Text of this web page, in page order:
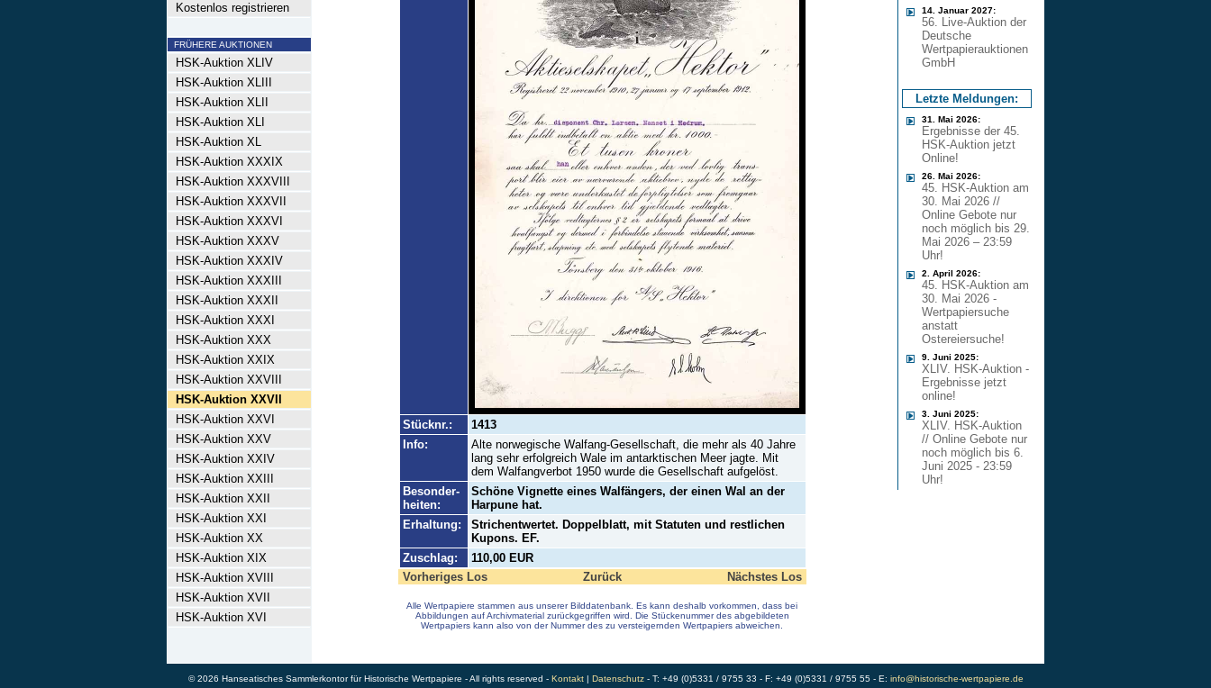
Kostenlos registrieren
FRÜHERE AUKTIONEN
HSK-Auktion XLIV
HSK-Auktion XLIII
HSK-Auktion XLII
HSK-Auktion XLI
HSK-Auktion XL
HSK-Auktion XXXIX
HSK-Auktion XXXVIII
HSK-Auktion XXXVII
HSK-Auktion XXXVI
HSK-Auktion XXXV
HSK-Auktion XXXIV
HSK-Auktion XXXIII
HSK-Auktion XXXII
HSK-Auktion XXXI
HSK-Auktion XXX
HSK-Auktion XXIX
HSK-Auktion XXVIII
HSK-Auktion XXVII
HSK-Auktion XXVI
HSK-Auktion XXV
HSK-Auktion XXIV
HSK-Auktion XXIII
HSK-Auktion XXII
HSK-Auktion XXI
HSK-Auktion XX
HSK-Auktion XIX
HSK-Auktion XVIII
HSK-Auktion XVII
HSK-Auktion XVI
Stücknr.:
1413
Info:
Alte norwegische Walfang-Gesellschaft, die mehr als 40 Jahre
lang sehr erfolgreich Wale im antarktischen Meer jagte. Mit
dem Walfangverbot 1950 wurde die Gesellschaft aufgelöst.
Besonder-
heiten:
Schöne Vignette eines Walfängers, der einen Wal an der
Harpune hat.
Erhaltung:
Strichentwertet. Doppelblatt, mit Statuten und restlichen
Kupons. EF.
Zuschlag:
110,00 EUR
Vorheriges Los
Zurück Nächstes Los
Alle Wertpapiere stammen aus unserer Bilddatenbank. Es kann deshalb vorkommen, dass bei
Abbildungen auf Archivmaterial zurückgegriffen wird. Die Stückenummer des abgebildeten
Wertpapiers kann also von der Nummer des zu versteigernden Wertpapiers abweichen.
14. Januar 2027:
56. Live-Auktion der
Deutsche
Wertpapierauktionen
GmbH
Letzte Meldungen:
31. Mai 2026:
Ergebnisse der 45.
HSK-Auktion jetzt
Online!
26. Mai 2026:
45. HSK-Auktion am
30. Mai 2026 //
Online Gebote nur
noch möglich bis 29.
Mai 2026 – 23:59
Uhr!
2. April 2026:
45. HSK-Auktion am
30. Mai 2026 -
Wertpapiersuche
anstatt
Ostereiersuche!
9. Juni 2025:
XLIV. HSK-Auktion -
Ergebnisse jetzt
online!
3. Juni 2025:
XLIV. HSK-Auktion
// Online Gebote nur
noch möglich bis 6.
Juni 2025 - 23:59
Uhr!
© 2026 Hanseatisches Sammlerkontor für Historische Wertpapiere - All rights reserved - Kontakt| Datenschutz- T: +49 (0)5331 / 9755 33 - F: +49 (0)5331 / 9755 55 - E: info@historische-wertpapiere.de